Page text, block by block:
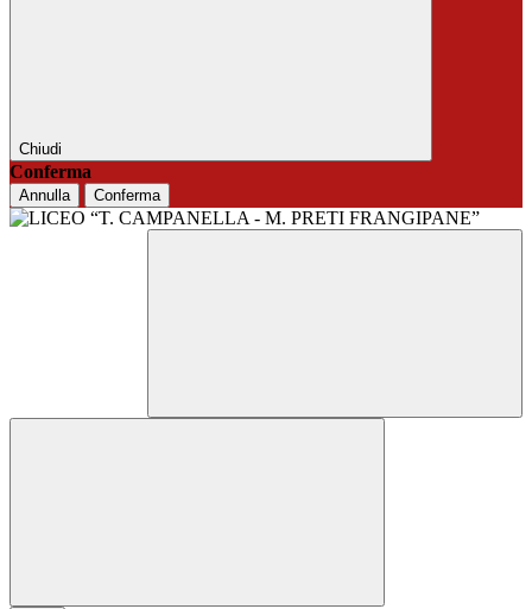
Chiudi
Conferma
Annulla Conferma